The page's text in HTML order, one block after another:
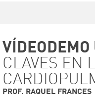
CLAVES EN
PROF. RAQUEL FRANCES